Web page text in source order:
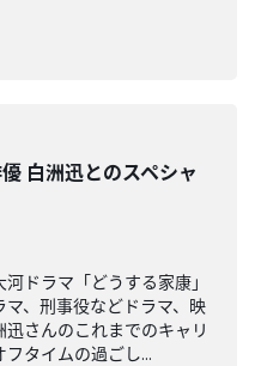
白洲迅とのスペシャ
ドラマ「どうする家康」
、刑事役などドラマ、映
さんのこれまでのキャリ
タイムの過ごし...